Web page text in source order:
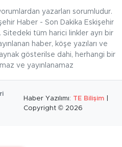
yazarları sorumludur.
Haber - Son Dakika Eskişehir
tüm harici linkler ayrı bir
haber, köşe yazıları ve
gösterilse dahi, herhangi bir
ve yayınlanamaz
Haber Yazılımı: TE Bilişim
Copyright © 2026